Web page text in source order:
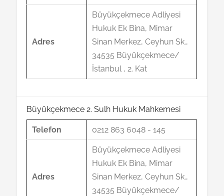
Adres
Büyükçekmece Adliyesi
Hukuk Ek Bina, Mimar
Sinan Merkez, Ceyhun Sk.,
34535 Büyükçekmece/
İstanbul , 2. Kat
Büyükçekmece 2. Sulh Hukuk Mahkemesi
Telefon 0212 863 6048 - 145
Adres
Büyükçekmece Adliyesi
Hukuk Ek Bina, Mimar
Sinan Merkez, Ceyhun Sk.,
34535 Büyükçekmece/